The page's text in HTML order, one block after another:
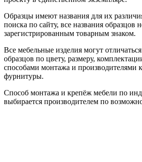
Образцы имеют названия для их
поиска по сайту, все названия образцов
зарегистрированным товарным знаком.
Все мебельные изделия могут
образцов по цвету, размеру,
способами монтажа и производителями
фурнитуры.
Способ монтажа и крепёж мебели по
выбирается производителем по